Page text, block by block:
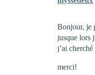
Bonjour, je
jusque lors
j’ai
merci!